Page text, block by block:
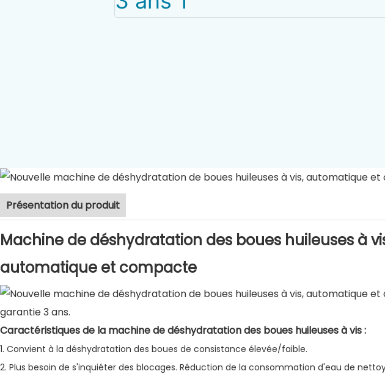
Présentation du produit
Machine de déshydratation des boues huileuses à
automatique et compacte
Caractéristiques de la machine de déshydratation des boues huileuses à vis :
1. Convient à la déshydratation des boues de consistance élevée/faible.
2. Plus besoin de s'inquiéter des blocages. Réduction de la consommation d'eau de